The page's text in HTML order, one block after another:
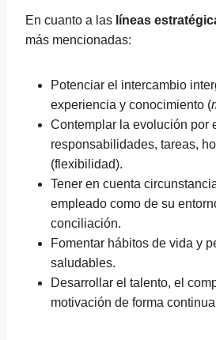
En cuanto a las líneas
más mencionadas:
Potenciar el intercambio
experiencia y conocimiento (
Contemplar la evolución por
responsabilidades, tareas,
(flexibilidad).
Tener en cuenta
empleado como de su
conciliación.
Fomentar hábitos de vida y
saludables.
Desarrollar el talento, el
motivación de forma